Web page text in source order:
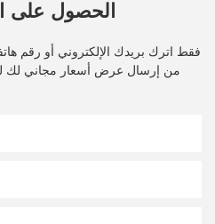
الحصول على
فقط اترك بريدك الإلكتروني أو رقم
من إرسال عرض أسعار مجاني لك